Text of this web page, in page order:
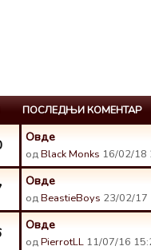
ПОСЛЕДЊИ КОМЕНТАР
Овде
одBlack Monks 16/02/18
Овде
одBeastieBoys 23/02/17
Овде
одPierrotLL 11/07/16